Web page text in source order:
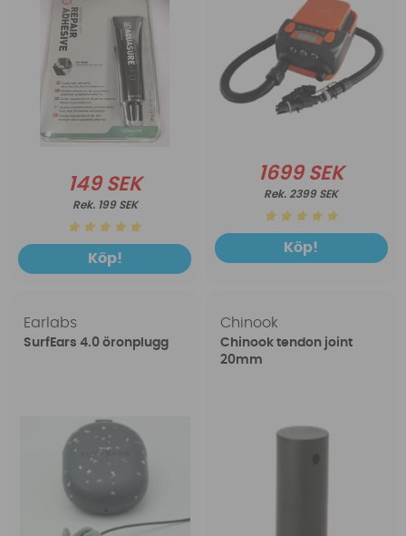
149 SEK
199 SEK
Köp!
1699 SEK
2399 SEK
Köp!
Earlabs
SurfEars 4.0 öronplugg
Chinook
Chinook tendon joint
20mm